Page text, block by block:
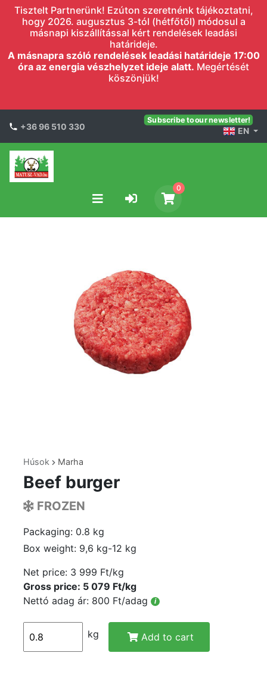
Tisztelt Partnerünk! Ezúton szeretnénk tájékoztatni,
hogy 2026. augusztus 3-tól (hétfőtől) módosul a
másnapi kiszállítással kért rendelések leadási
határideje.
A másnapra szóló rendelések leadási határideje 17:00
óra az energia vészhelyzet ideje alatt. Megértését
köszönjük!
+36 96 510 330
Subscribe to our newsletter!
EN
0
Húsok Marha
Beef burger
FROZEN
Packaging: 0.8 kg
Box weight: 9,6 kg-12 kg
Net price: 3 999 Ft/kg
Gross price: 5 079 Ft/kg
Nettó adag ár: 800 Ft/adag
i
kg Add to cart